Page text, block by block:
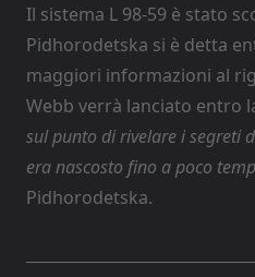
Il sistema L 98-59 è stato
Pidhorodetska si è detta
maggiori informazioni al
Webb verrà lanciato entro
sul punto di rivelare i segreti
era nascosto fino a poco
Pidhorodetska.